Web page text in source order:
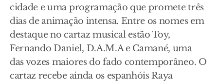
cidade e uma programação que promete três
dias de animação intensa. Entre os nomes em
destaque no cartaz musical estão Toy,
Fernando Daniel, D.A.M.A e Camané, uma
das vozes maiores do fado contemporâneo. O
cartaz recebe ainda os espanhóis Raya